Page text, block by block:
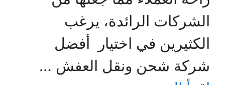
الشركات الرائدة، يرغب
الكثيرين في اختيار أفضل
شركة شحن ونقل العفش …